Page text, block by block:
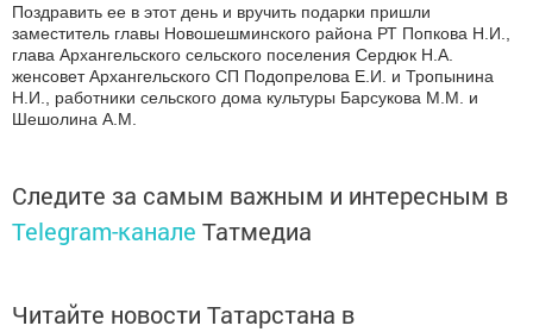
Поздравить ее в этот день и вручить подарки пришли
заместитель главы Новошешминского района РТ Попкова Н.И.,
глава Архангельского сельского поселения Сердюк Н.А.
женсовет Архангельского СП Подопрелова Е.И. и Тропынина
Н.И., работники сельского дома культуры Барсукова М.М. и
Шешолина А.М.
Следите за самым важным и интересным в
Telegram-канале Татмедиа
Читайте новости Татарстана в